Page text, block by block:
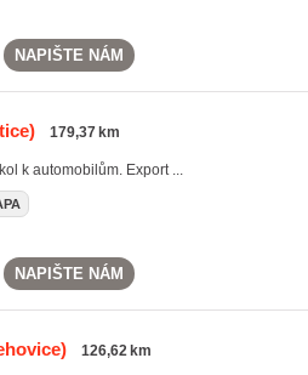
NAPIŠTE NÁM
179,37 km
k automobilům. Export ...
NAPIŠTE NÁM
126,62 km